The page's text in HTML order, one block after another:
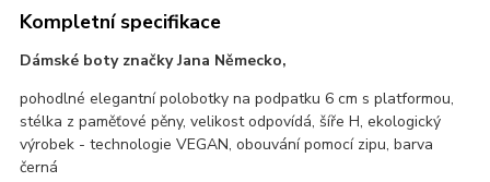
Kompletní specifikace
Dámské boty značky Jana Německo,
pohodlné elegantní polobotky na podpatku 6 cm s platformou,
stélka z paměťové pěny, velikost odpovídá, šíře H, ekologický
výrobek - technologie VEGAN, obouvání pomocí zipu, barva
černá